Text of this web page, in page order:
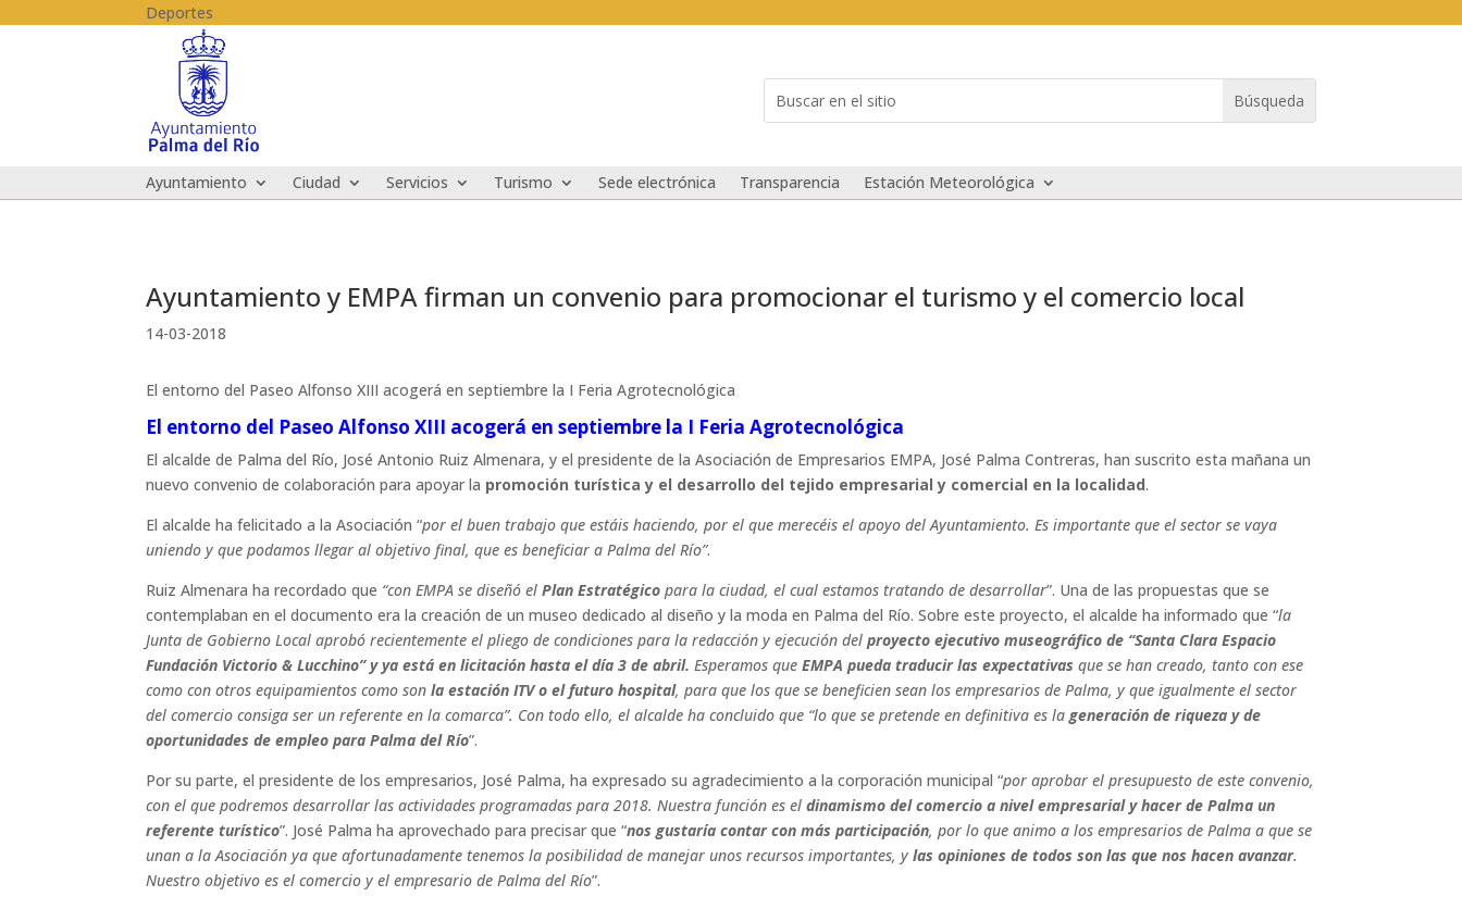
Deportes
for...
Ayuntamiento Ciudad Servicios Turismo Sede electrónica Transparencia Estación Meteorológica
Ayuntamiento y EMPA firman un convenio para promocionar el turismo y el comercio local
14-03-2018
El entorno del Paseo Alfonso XIII acogerá en septiembre la I Feria Agrotecnológica
El entorno del Paseo Alfonso XIII acogerá en septiembre la I Feria Agrotecnológica
El alcalde de Palma del Río, José Antonio Ruiz Almenara, y el presidente de la Asociación de Empresarios EMPA, José Palma Contreras, han suscrito esta mañana un
nuevo convenio de colaboración para apoyar la promoción turística y el desarrollo del tejido empresarial y comercial en la localidad.
El alcalde ha felicitado a la Asociación “por el buen trabajo que estáis haciendo, por el que merecéis el apoyo del Ayuntamiento. Es importante que el sector se vaya
uniendo y que podamos llegar al objetivo final, que es beneficiar a Palma del Río”.
Ruiz Almenara ha recordado que “con EMPA se diseñó el Plan Estratégicopara la ciudad, el cual estamos tratando de desarrollar”. Una de las propuestas que se
contemplaban en el documento era la creación de un museo dedicado al diseño y la moda en Palma del Río. Sobre este proyecto, el alcalde ha informado que “la
Junta de Gobierno Local aprobó recientemente el pliego de condiciones para la redacción y ejecución del proyecto ejecutivo museográfico de “Santa Clara Espacio
Fundación Victorio & Lucchino” y ya está en licitación hasta el día 3 de abril. Esperamos queEMPA pueda traducir las expectativasque se han creado, tanto con ese
como con otros equipamientos como son la estación ITV o el futuro hospital, para que los que se beneficien sean los empresarios de Palma, y que igualmente el sector
del comercio consiga ser un referente en la comarca”. Con todo ello, el alcalde ha concluido que “lo que se pretende en definitiva es lageneración de riqueza y de
oportunidades de empleo para Palma del Río”.
Por su parte, el presidente de los empresarios, José Palma, ha expresado su agradecimiento a la corporación municipal “por aprobar el presupuesto de este convenio,
con el que podremos desarrollar las actividades programadas para 2018. Nuestra función es el dinamismo del comercio a nivel empresarial y hacer de Palma un
referente turístico”. José Palma ha aprovechado para precisar que “nos gustaría contar con más participación, por lo que animo a los empresarios de Palma a que se
unan a la Asociación ya que afortunadamente tenemos la posibilidad de manejar unos recursos importantes, ylas opiniones de todos son las que nos hacen avanzar.
Nuestro objetivo es el comercio y el empresario de Palma del Río”.